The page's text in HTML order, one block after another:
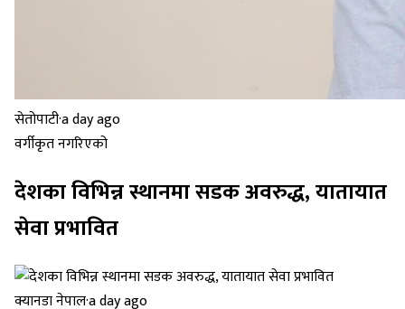
सेतोपाटी·a day ago
वर्गीकृत नगरिएको
देशका विभिन्न स्थानमा सडक अवरुद्ध, यातायात
सेवा प्रभावित
क्यानडा नेपाल·a day ago